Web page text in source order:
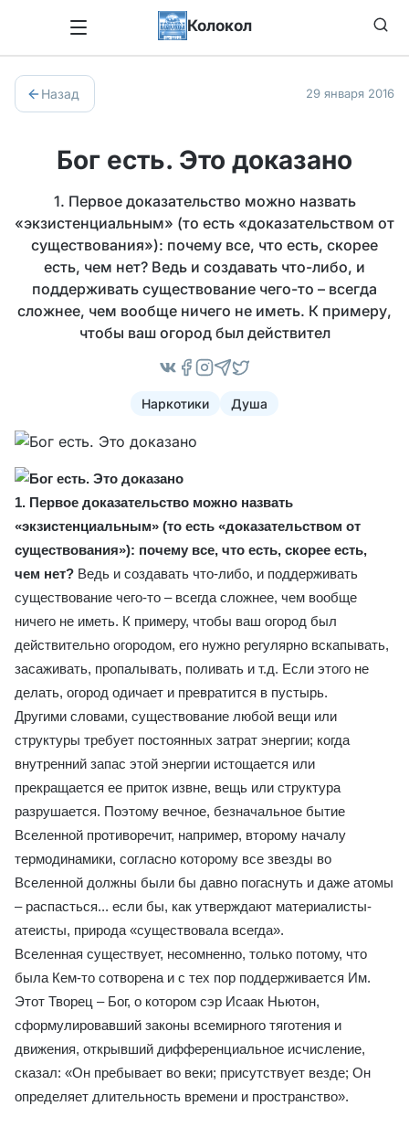
Колокол
Назад 29 января 2016
Бог есть. Это доказано
1. Первое доказательство можно назвать
«экзистенциальным» (то есть «доказательством от
существования»): почему все, что есть, скорее
есть, чем нет? Ведь и создавать что-либо, и
поддерживать существование чего-то – всегда
сложнее, чем вообще ничего не иметь. К примеру,
чтобы ваш огород был действител
Наркотики Душа
1. Первое доказательство можно назвать
«экзистенциальным» (то есть «доказательством от
существования»): почему все, что есть, скорее есть,
чем нет? Ведь и создавать что-либо, и поддерживать
существование чего-то – всегда сложнее, чем вообще
ничего не иметь. К примеру, чтобы ваш огород был
действительно огородом, его нужно регулярно вскапывать,
засаживать, пропалывать, поливать и т.д. Если этого не
делать, огород одичает и превратится в пустырь.
Другими словами, существование любой вещи или
структуры требует постоянных затрат энергии; когда
внутренний запас этой энергии истощается или
прекращается ее приток извне, вещь или структура
разрушается. Поэтому вечное, безначальное бытие
Вселенной противоречит, например, второму началу
термодинамики, согласно которому все звезды во
Вселенной должны были бы давно погаснуть и даже атомы
– распасться... если бы, как утверждают материалисты-
атеисты, природа «существовала всегда».
Вселенная существует, несомненно, только потому, что
была Кем-то сотворена и с тех пор поддерживается Им.
Этот Творец – Бог, о котором сэр Исаак Ньютон,
сформулировавший законы всемирного тяготения и
движения, открывший дифференциальное исчисление,
сказал: «Он пребывает во веки; присутствует везде; Он
определяет длительность времени и пространство».